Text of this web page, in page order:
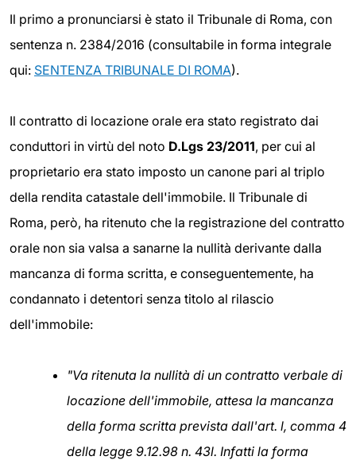
Il primo a pronunciarsi è stato il Tribunale di Roma, con
sentenza n. 2384/2016 (consultabile in forma integrale
qui: SENTENZA TRIBUNALE DI ROMA).
Il contratto di locazione orale era stato registrato dai
conduttori in virtù del noto D.Lgs 23/2011, per cui al
proprietario era stato imposto un canone pari al triplo
della rendita catastale dell'immobile. Il Tribunale di
Roma, però, ha ritenuto che la registrazione del contratto
orale non sia valsa a sanarne la nullità derivante dalla
mancanza di forma scritta, e conseguentemente, ha
condannato i detentori senza titolo al rilascio
dell'immobile:
"Va ritenuta la nullità di un contratto verbale di
locazione dell'immobile, attesa la mancanza
della forma scritta prevista dall'art. l, comma 4
della legge 9.12.98 n. 43l. Infatti la forma